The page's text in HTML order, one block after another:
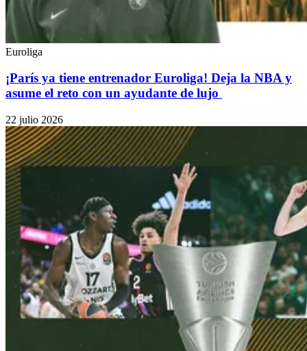
Euroliga
¡París ya tiene entrenador Euroliga! Deja la NBA y
asume el reto con un ayudante de lujo
22 julio 2026